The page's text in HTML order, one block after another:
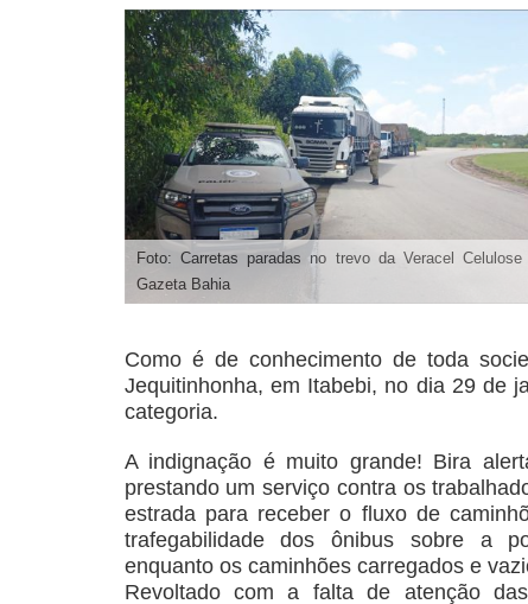
Foto: Carretas paradas no trevo da Veracel
Gazeta Bahia
Como é de conhecimento de toda
Jequitinhonha, em Itabebi, no dia 29 de
categoria.
A indignação é muito grande! Bira
prestando um serviço contra os
estrada para receber o fluxo de
trafegabilidade dos ônibus sobre a
enquanto os caminhões carregados e
Revoltado com a falta de atenção